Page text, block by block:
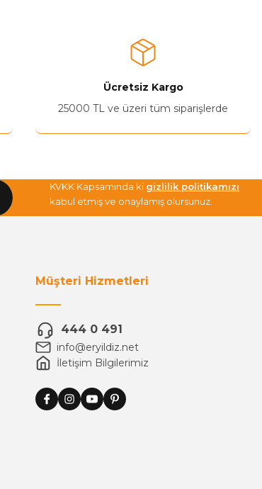
Ücretsiz Kargo
25000 TL ve üzeri tüm siparişlerde
KVKK Kapsamında ki gizlilik politikamızı
kabul etmiş ve onaylamış olursunuz.
Müşteri Hizmetleri
444 0 491
info@eryildiz.net
İletişim Bilgilerimiz